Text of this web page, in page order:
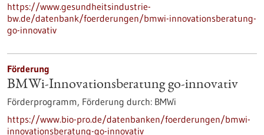
https://www.gesundheitsindustrie-
bw.de/datenbank/foerderungen/bmwi-innovationsberatung-
go-innovativ
Förderung
BMWi-Innovationsberatung go-innovativ
Förderprogramm, Förderung durch: BMWi
https://www.bio-pro.de/datenbanken/foerderungen/bmwi-
innovationsberatung-go-innovativ